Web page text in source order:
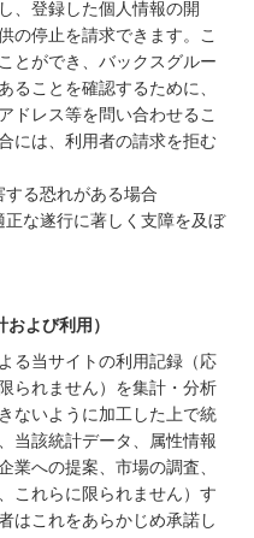
、登録した個人情報の開
の停止を請求できます。こ
とができ、バックスグルー
ることを確認するために、
ドレス等を問い合わせるこ
には、利用者の請求を拒む
る恐れがある場合
な遂行に著しく支障を及ぼ
よび利用）
る当サイトの利用記録（応
られません）を集計・分析
ないように加工した上で統
当該統計データ、属性情報
業への提案、市場の調査、
これらに限られません）す
はこれをあらかじめ承諾し